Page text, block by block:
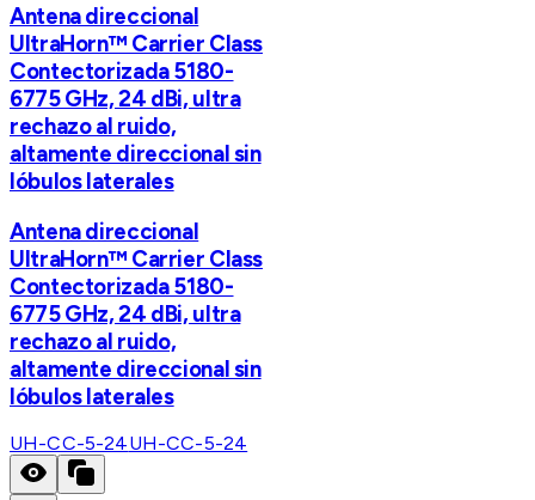
Antena direccional
UltraHorn™ Carrier Class
Contectorizada 5180-
6775 GHz, 24 dBi, ultra
rechazo al ruido,
altamente direccional sin
lóbulos laterales
Antena direccional
UltraHorn™ Carrier Class
Contectorizada 5180-
6775 GHz, 24 dBi, ultra
rechazo al ruido,
altamente direccional sin
lóbulos laterales
UH-CC-5-24UH-CC-5-24